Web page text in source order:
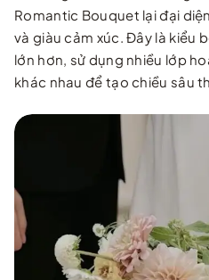
Romantic Bouquet lại đại
và giàu cảm xúc. Đây là kiểu
lớn hơn, sử dụng nhiều lớp
khác nhau để tạo chiều sâu